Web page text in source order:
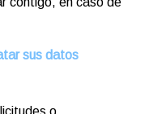
sus datos
o